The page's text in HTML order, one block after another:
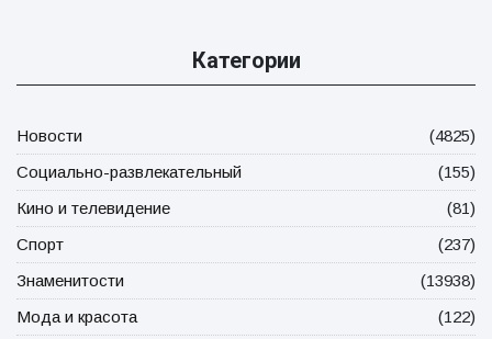
Категории
Новости
(4825)
Социально-развлекательный
(155)
Кино и телевидение
(81)
Спорт
(237)
Знаменитости
(13938)
Мода и красота
(122)